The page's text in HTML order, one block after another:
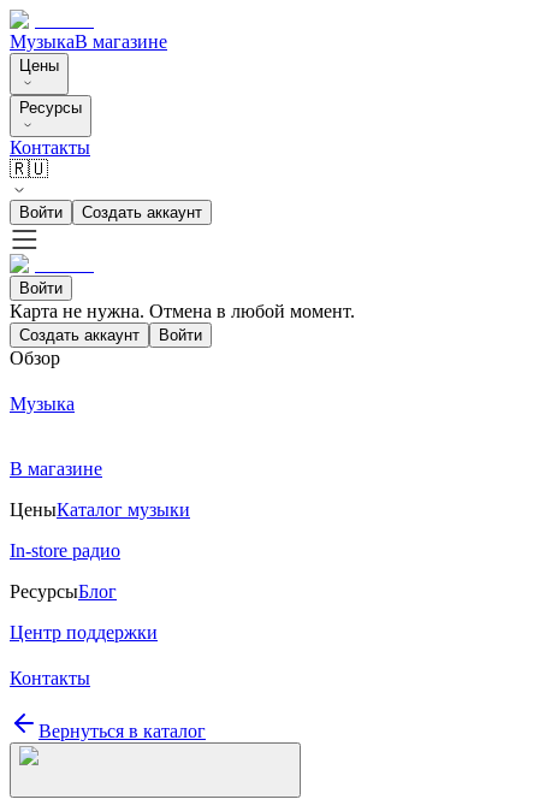
МузыкаВ магазине
Цены
Ресурсы
Контакты
🇷🇺
Войти Создать аккаунт
Войти
Карта не нужна. Отмена в любой момент.
Создать аккаунт Войти
Обзор
Музыка
В магазине
ЦеныКаталог музыки
In-store радио
РесурсыБлог
Центр поддержки
Контакты
Вернуться в каталог